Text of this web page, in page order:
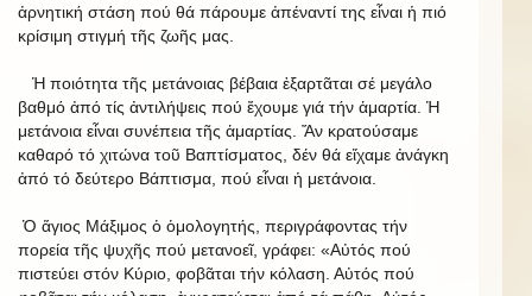
ἀρνητική στάση πού θά πάρουμε ἀπέναντί της εἶναι ἡ πιό
κρίσιμη στιγμή τῆς ζωῆς μας.
Ἡ ποιότητα τῆς μετάνοιας βέβαια ἐξαρτᾶται σέ μεγάλο
βαθμό ἀπό τίς ἀντιλήψεις πού ἔχουμε γιά τήν ἁμαρτία. Ἡ
μετάνοια εἶναι συνέπεια τῆς ἁμαρτίας. Ἄν κρατούσαμε
καθαρό τό χιτώνα τοῦ Βαπτίσματος, δέν θά εἴχαμε ἀνάγκη
ἀπό τό δεύτερο Βάπτισμα, πού εἶναι ἡ μετάνοια.
Ὁ ἅγιος Μάξιμος ὁ ὁμολογητής, περιγράφοντας τήν
πορεία τῆς ψυχῆς πού μετανοεῖ, γράφει: «Αὐτός πού
πιστεύει στόν Κύριο, φοβᾶται τήν κόλαση. Αὐτός πού